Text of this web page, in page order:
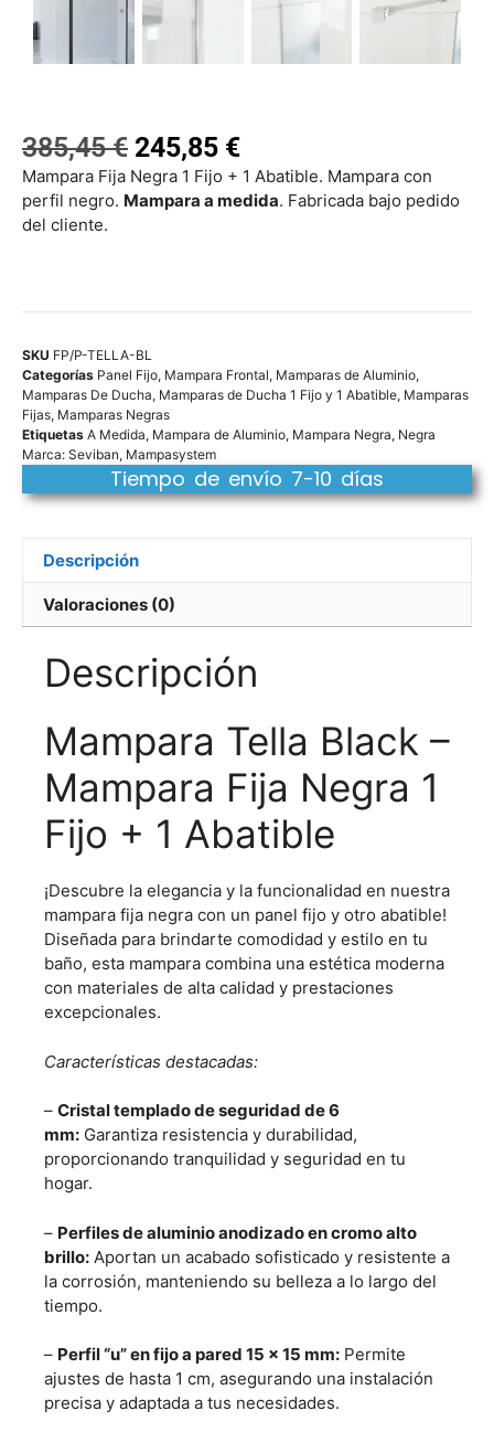
385,45€ 245,85 €
Mampara Fija Negra 1 Fijo + 1 Abatible. Mampara con
perfil negro. Mampara a medida. Fabricada bajo pedido
del cliente.
SKU FP/P-TELLA-BL
Categorías Panel Fijo, Mampara Frontal, Mamparas de Aluminio,
Mamparas De Ducha, Mamparas de Ducha 1 Fijo y 1 Abatible, Mamparas
Fijas, Mamparas Negras
Etiquetas A Medida, Mampara de Aluminio, Mampara Negra, Negra
Marca: Seviban, Mampasystem
Tiempo de envío 7-10 días
Descripción
Valoraciones (0)
Descripción
Mampara Tella Black –
Mampara Fija Negra 1
Fijo + 1 Abatible
¡Descubre la elegancia y la funcionalidad en nuestra
mampara fija negra con un panel fijo y otro abatible!
Diseñada para brindarte comodidad y estilo en tu
baño, esta mampara combina una estética moderna
con materiales de alta calidad y prestaciones
excepcionales.
Características destacadas:
– Cristal templado de seguridad de 6
mm: Garantiza resistencia y durabilidad,
proporcionando tranquilidad y seguridad en tu
hogar.
– Perfiles de aluminio anodizado en cromo alto
brillo: Aportan un acabado sofisticado y resistente a
la corrosión, manteniendo su belleza a lo largo del
tiempo.
– Perfil “u” en fijo a pared 15 x 15 mm: Permite
ajustes de hasta 1 cm, asegurando una instalación
precisa y adaptada a tus necesidades.